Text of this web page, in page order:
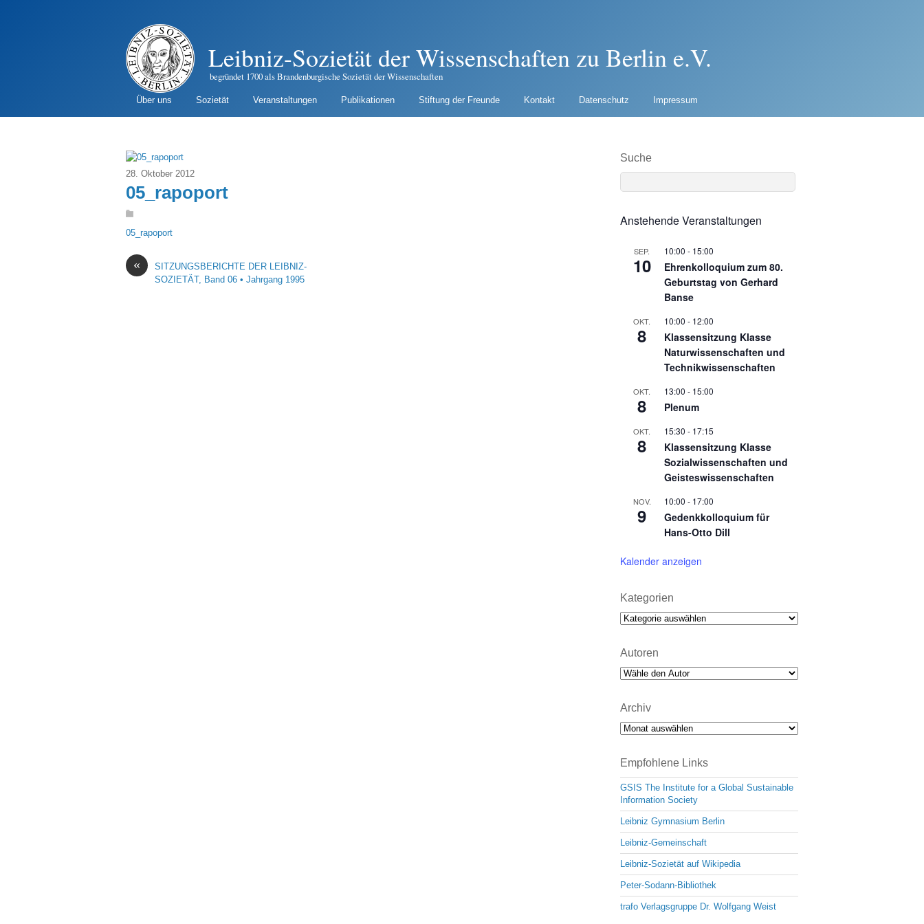
Leibniz-Sozietät der Wissenschaften zu Berlin e.V.
begründet 1700 als Brandenburgische Sozietät der Wissenschaften
Über uns Sozietät Veranstaltungen Publikationen Stiftung der Freunde Kontakt Datenschutz Impressum
28. Oktober 2012
05_rapoport
05_rapoport
«
SITZUNGSBERICHTE DER LEIBNIZ-
SOZIETÄT, Band 06 • Jahrgang 1995
Suche
Anstehende Veranstaltungen
SEP.
10
10:00 - 15:00
Ehrenkolloquium zum 80.
Geburtstag von Gerhard
Banse
OKT.
8
10:00 - 12:00
Klassensitzung Klasse
Naturwissenschaften und
Technikwissenschaften
OKT.
8
13:00 - 15:00
Plenum
OKT.
8
15:30 - 17:15
Klassensitzung Klasse
Sozialwissenschaften und
Geisteswissenschaften
NOV.
9
10:00 - 17:00
Gedenkkolloquium für
Hans-Otto Dill
Kalender anzeigen
Kategorien
Kategorien
Autoren
Archiv
Archiv
Empfohlene Links
GSIS The Institute for a Global Sustainable
Information Society
Leibniz Gymnasium Berlin
Leibniz-Gemeinschaft
Leibniz-Sozietät auf Wikipedia
Peter-Sodann-Bibliothek
trafo Verlagsgruppe Dr. Wolfgang Weist